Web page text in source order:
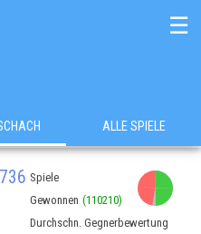
☰
ALLE SPIELE
Spiele
Gewonnen (110210)
Durchschn. Gegnerbewertung